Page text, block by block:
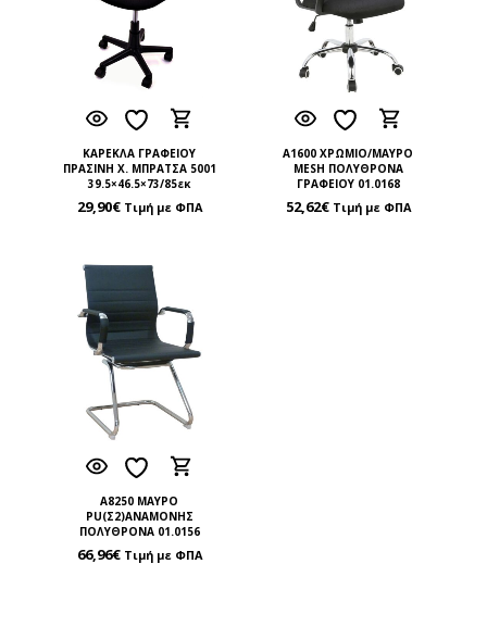
ΚΑΡΕΚΛΑ ΓΡΑΦΕΙΟΥ
ΠΡΑΣΙΝΗ Χ. ΜΠΡΑΤΣΑ 5001
39.5×46.5×73/85εκ
29,90€ Τιμή με ΦΠΑ
A1600 ΧΡΩΜΙΟ/ΜΑΥΡΟ
MESH ΠΟΛΥΘΡΟΝΑ
ΓΡΑΦΕΙΟΥ 01.0168
52,62€ Τιμή με ΦΠΑ
A8250 ΜΑΥΡΟ
PU(Σ2)ΑΝΑΜΟΝΗΣ
ΠΟΛΥΘΡΟΝΑ 01.0156
66,96€ Τιμή με ΦΠΑ